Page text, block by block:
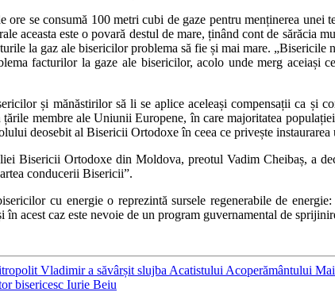
se consumă 100 metri cubi de gaze pentru menținerea
aceasta este o povară destul de mare, ținând cont de sărăcia
la gaz ale bisericilor problema să fie și mai mare.
facturilor la gaze ale bisericilor, acolo unde merg
și mănăstirilor să li se aplice aceleași compensații ca și
membre ale Uniunii Europene, în care majoritatea
deosebit al Bisericii Ortodoxe în ceea ce privește
Bisericii Ortodoxe din Moldova, preotul Vadim Cheibaș, a
conducerii Bisericii”.
cu energie o reprezintă sursele regenerabile de
acest caz este nevoie de un program guvernamental de
Vladimir a săvârșit slujba Acatistului Acoperământului
bisericesc Iurie Beiu